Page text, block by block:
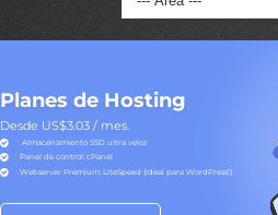
Planes de Hosting
Desde US$3.03 / mes.
Almacenamiento SSD ultra veloz
Panel de control: cPanel
Webserver Premium: LiteSpeed (ideal para WordPress!)